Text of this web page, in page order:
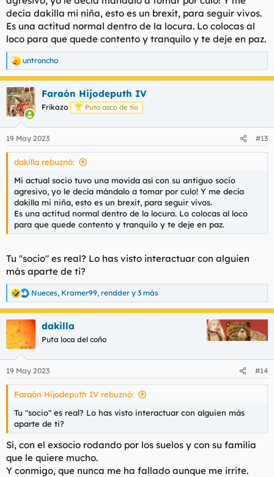
No entiendo que os lleva a actuar así.
decía dakilla mi niña, esto es un brexit, para seguir vivos.
Es una actitud normal dentro de la locura. Lo colocas al
loco para que quede contento y tranquilo y te deje en paz.
R
e
a
c
c
i
e
s
untroncho
Faraón Hijodeputh IV
Frikazo Puto asco de tío
19 May 2023 #13
dakilla rebuznó:
Mi actual socio tuvo una movida así con su antiguo socio
agresivo, yo le decía mándalo a tomar por culo! Y me decía
dakilla mi niña, esto es un brexit, para seguir vivos.
Es una actitud normal dentro de la locura. Lo colocas al loco
para que quede contento y tranquilo y te deje en paz.
Tu "socio" es real? Lo has visto interactuar con alguien
más aparte de ti?
R
e
a
c
c
i
e
s
Nueces, Kramer99, rendder y 3 más
dakilla
Puta loca del coño
19 May 2023 #14
Faraón Hijodeputh IV rebuznó:
Tu "socio" es real? Lo has visto interactuar con alguien más
aparte de ti?
Sí, con el exsocio rodando por los suelos y con su familia
que le quiere mucho.
Y conmigo, que nunca me ha fallado aunque me irrite.